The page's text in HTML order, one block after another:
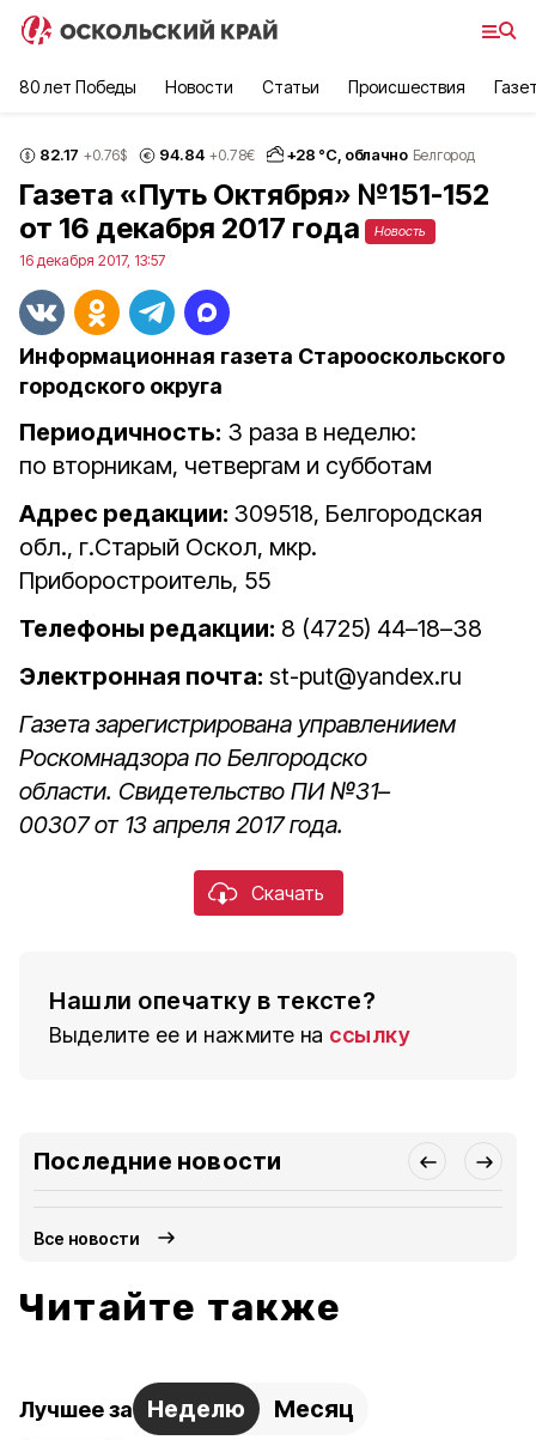
80 лет Победы Новости Статьи Происшествия
82.17 +0.76$ 94.84 +0.78€ +28 °С, облачно Белгород
Газета «Путь Октября» №151-152
от 16 декабря 2017 года
Новость
16 декабря 2017, 13:57
Информационная газета Старооскольского
городского округа
Периодичность: 3 раза в неделю:
по вторникам, четвергам и субботам
Адрес редакции: 309518, Белгородская
обл., г.Старый Оскол, мкр.
Приборостроитель, 55
Телефоны редакции: 8 (4725) 44–18–38
Электронная почта: st-put@yandex.ru
Газета зарегистрирована управлениием
Роскомнадзора по Белгородско
области. Свидетельство ПИ №31–
00307 от 13 апреля 2017 года.
Скачать
Нашли опечатку в тексте?
Выделите ее и нажмите на ссылку
Последние новости
Все новости
Читайте также
Лучшее за Неделю Месяц